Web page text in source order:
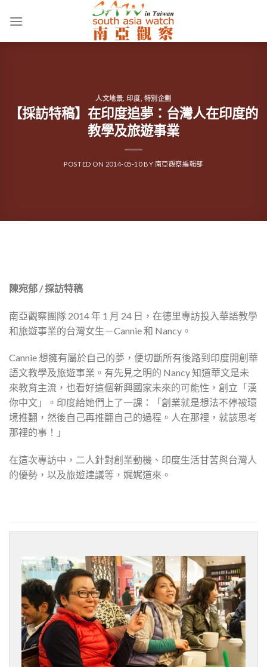
人文地景 ,印度 特別企劃
【採訪特稿】在印度追夢：台灣人在印度的
教學及旅遊事業
POSTED ON 2014-05-10BY 南亞觀察編輯部
陳宛郁 / 採訪特稿
南亞觀察團隊 2014 年 1 月 24 日，在德里專訪投入華語教學
和旅遊事業的台灣女生－Cannie 和 Nancy。
Cannie 想擁有屬於自己的夢，便切斷所有後路到印度開創華
語文教學及旅遊事業。有先見之明的 Nancy 知道華文是未
來教育主流，也看好這個新興國家未來的可能性，創立「漢
你中文」。印度給她們上了一課：「創業就是想法不停被環
境推翻，然後自己再推翻自己的過程。人在那裡，就該思考
那裡的事！」
在這次專訪中，二人針對創業動機、印度生活甘苦與台灣人
的優勢，以及旅遊建議等，娓娓道來。